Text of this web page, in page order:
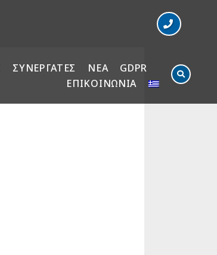
ΣΥΝΕΡΓΑΤΕΣ ΝΕΑ
GDPR
ΕΠΙΚΟΙΝΩΝΙΑ